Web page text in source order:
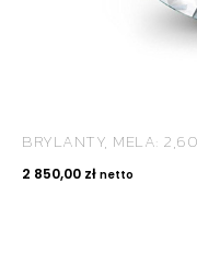
BRYLANTY, MELA:
2 850,00 zł netto